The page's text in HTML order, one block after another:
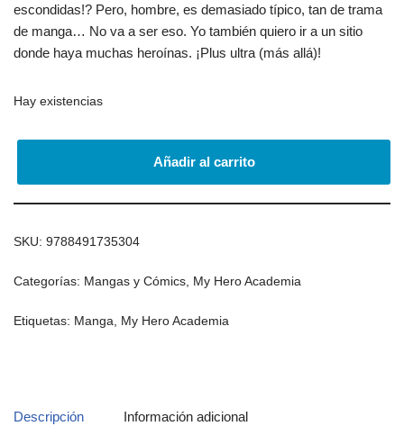
escondidas!? Pero, hombre, es demasiado típico, tan de trama
de manga… No va a ser eso. Yo también quiero ir a un sitio
donde haya muchas heroínas. ¡Plus ultra (más allá)!
Hay existencias
Añadir al carrito
SKU: 9788491735304
Categorías: Mangas y Cómics My Hero Academia
Etiquetas: Manga My Hero Academia
Descripción Información adicional